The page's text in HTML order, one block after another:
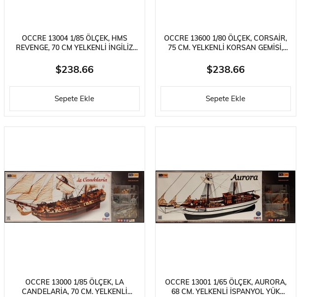
OCCRE 13004 1/85 ÖLÇEK, HMS
REVENGE, 70 CM YELKENLI İNGILIZ
$238.66
Sepete Ekle
OCCRE 13600 1/80 ÖLÇEK, CORSAIR,
75 CM. YELKENLI KORSAN GEMISI,
$238.66
Sepete Ekle
OCCRE 13000 1/85 ÖLÇEK, LA
CANDELARIA, 70 CM. YELKENLI
OCCRE 13001 1/65 ÖLÇEK, AURORA,
68 CM. YELKENLI İSPANYOL YÜK